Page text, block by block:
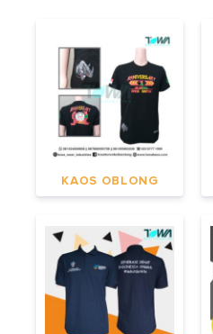
KAOS OBLONG